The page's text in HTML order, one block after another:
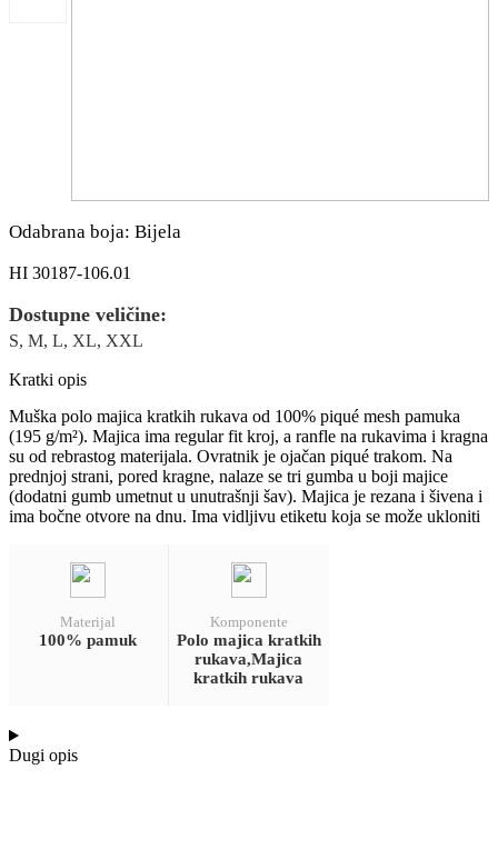
Odabrana boja: Bijela
HI 30187-106.01
Dostupne veličine:
S, M, L, XL, XXL
Kratki opis
Muška polo majica kratkih rukava od 100% piqué mesh pamuka
(195 g/m²). Majica ima regular fit kroj, a ranfle na rukavima i kragna
su od rebrastog materijala. Ovratnik je ojačan piqué trakom. Na
prednjoj strani, pored kragne, nalaze se tri gumba u boji majice
(dodatni gumb umetnut u unutrašnji šav). Majica je rezana i šivena i
ima bočne otvore na dnu. Ima vidljivu etiketu koja se može ukloniti
Materijal
100% pamuk
Komponente
Polo majica kratkih
rukava,Majica
kratkih rukava
Dugi opis